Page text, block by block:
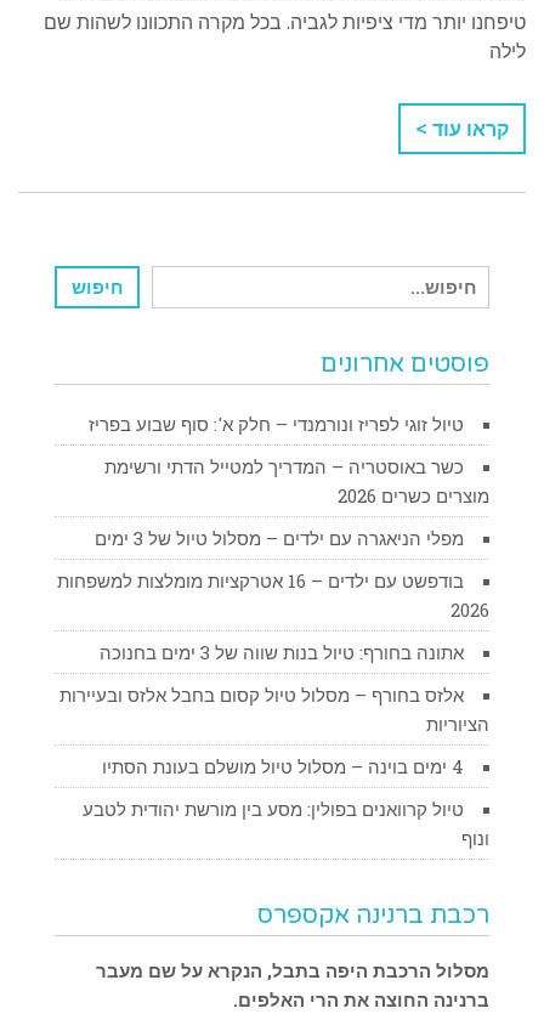
טיפחנו יותר מדי ציפיות לגביה. בכל מקרה התכוונו לשהות שם
לילה
קראו עוד >
חיפוש
עבור:
חיפוש
פוסטים אחרונים
טיול זוגי לפריז ונורמנדי – חלק א': סוף שבוע בפריז
כשר באוסטריה – המדריך למטייל הדתי ורשימת
מוצרים כשרים 2026
מפלי הניאגרה עם ילדים – מסלול טיול של 3 ימים
בודפשט עם ילדים – 16 אטרקציות מומלצות למשפחות
2026
אתונה בחורף: טיול בנות שווה של 3 ימים בחנוכה
אלזס בחורף – מסלול טיול קסום בחבל אלזס ובעיירות
הציוריות
4 ימים בוינה – מסלול טיול מושלם בעונת הסתיו
טיול קרוואנים בפולין: מסע בין מורשת יהודית לטבע
ונוף
רכבת ברנינה אקספרס
מסלול הרכבת היפה בתבל, הנקרא על שם מעבר
ברנינה החוצה את הרי האלפים.